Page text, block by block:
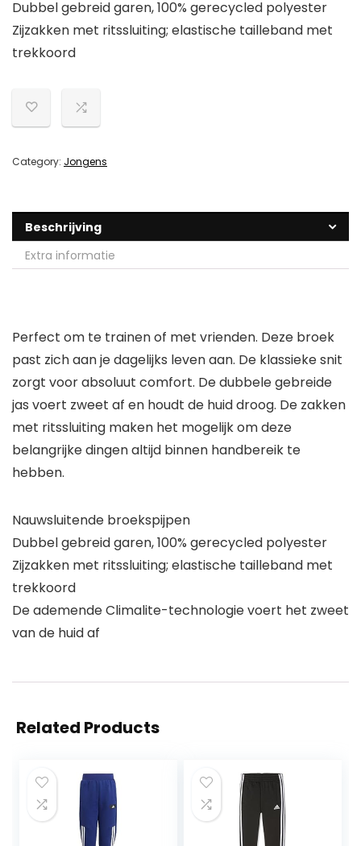
Dubbel gebreid garen, 100% gerecycled polyester
Zijzakken met ritssluiting; elastische tailleband met
trekkoord
Category: Jongens
Beschrijving
Extra informatie
Perfect om te trainen of met vrienden. Deze broek
past zich aan je dagelijks leven aan. De klassieke snit
zorgt voor absoluut comfort. De dubbele gebreide
jas voert zweet af en houdt de huid droog. De zakken
met ritssluiting maken het mogelijk om deze
belangrijke dingen altijd binnen handbereik te
hebben.
Nauwsluitende broekspijpen
Dubbel gebreid garen, 100% gerecycled polyester
Zijzakken met ritssluiting; elastische tailleband met
trekkoord
De ademende Climalite-technologie voert het zweet
van de huid af
Related Products